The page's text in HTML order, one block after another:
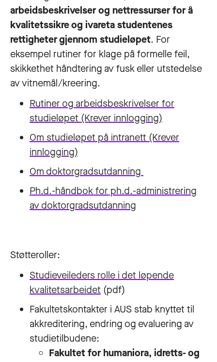
arbeidsbeskrivelser og nettressurser for å
kvalitetssikre og ivareta studentenes
rettigheter gjennom studieløpet. For
eksempel rutiner for klage på formelle feil,
skikkethet håndtering av fusk eller utstedelse
av vitnemål/kreering.
Rutiner og arbeidsbeskrivelser for
studieløpet (Krever innlogging)
Om studieløpet på intranett (Krever
innlogging)
Om doktorgradsutdanning
Ph.d.-håndbok for ph.d.-administrering
av doktorgradsutdanning
Støtteroller:
Studieveileders rolle i det løpende
kvalitetsarbeidet (pdf)
Fakultetskontakter i AUS stab knyttet til
akkreditering, endring og evaluering av
studietilbudene:
Fakultet for humaniora, idretts- og